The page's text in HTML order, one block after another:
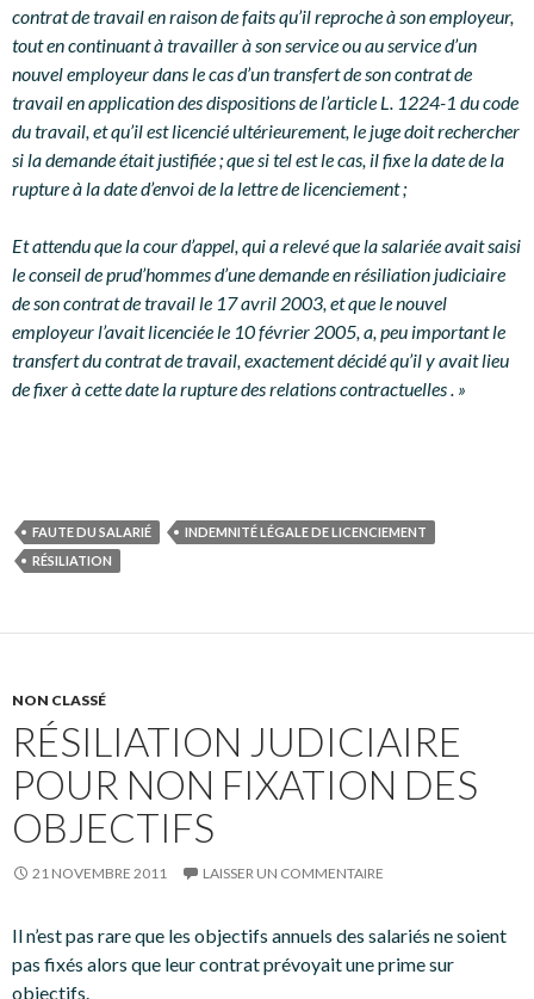
contrat de travail en raison de faits qu’il reproche à son employeur,
tout en continuant à travailler à son service ou au service d’un
nouvel employeur dans le cas d’un transfert de son contrat de
travail en application des dispositions de l’article L. 1224-1 du code
du travail, et qu’il est licencié ultérieurement, le juge doit rechercher
si la demande était justifiée ; que si tel est le cas, il fixe la date de la
rupture à la date d’envoi de la lettre de licenciement ;
Et attendu que la cour d’appel, qui a relevé que la salariée avait saisi
le conseil de prud’hommes d’une demande en résiliation judiciaire
de son contrat de travail le 17 avril 2003, et que le nouvel
employeur l’avait licenciée le 10 février 2005, a, peu important le
transfert du contrat de travail, exactement décidé qu’il y avait lieu
de fixer à cette date la rupture des relations contractuelles . »
FAUTE DU SALARIÉ
INDEMNITÉ LÉGALE DE LICENCIEMENT
RÉSILIATION
NON CLASSÉ
RÉSILIATION JUDICIAIRE
POUR NON FIXATION DES
OBJECTIFS
21 NOVEMBRE 2011 LAISSER UN COMMENTAIRE
Il n’est pas rare que les objectifs annuels des salariés ne soient
pas fixés alors que leur contrat prévoyait une prime sur
objectifs.